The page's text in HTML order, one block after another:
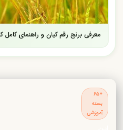
معرفی برنج رقم کیان و راهنمای
+۶۵
بسته
آموزشی